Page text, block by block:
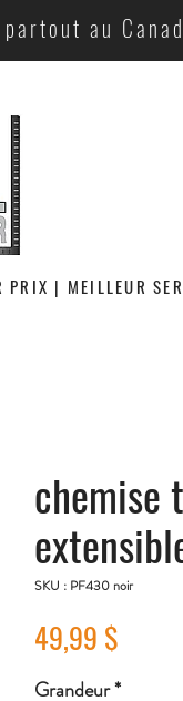
au
| MEILLEUR
chemise
SKU : PF430 noir
49,99 $
Grandeur*